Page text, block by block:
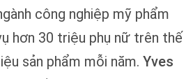
công nghiệp mỹ phẩm
hơn 30 triệu phụ nữ trên thế
sản phẩm mỗi năm. Yves